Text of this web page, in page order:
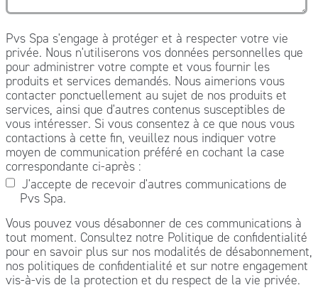
Pvs Spa s'engage à protéger et à respecter votre vie
privée. Nous n'utiliserons vos données personnelles que
pour administrer votre compte et vous fournir les
produits et services demandés. Nous aimerions vous
contacter ponctuellement au sujet de nos produits et
services, ainsi que d'autres contenus susceptibles de
vous intéresser. Si vous consentez à ce que nous vous
contactions à cette fin, veuillez nous indiquer votre
moyen de communication préféré en cochant la case
correspondante ci-après :
J'accepte de recevoir d'autres communications de
Pvs Spa.
Vous pouvez vous désabonner de ces communications à
tout moment. Consultez notre Politique de confidentialité
pour en savoir plus sur nos modalités de désabonnement,
nos politiques de confidentialité et sur notre engagement
vis-à-vis de la protection et du respect de la vie privée.